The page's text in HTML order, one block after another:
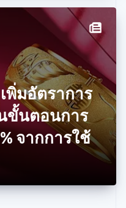
พิ่มอัตราการ
ขั้นตอนการ
จากการใช้